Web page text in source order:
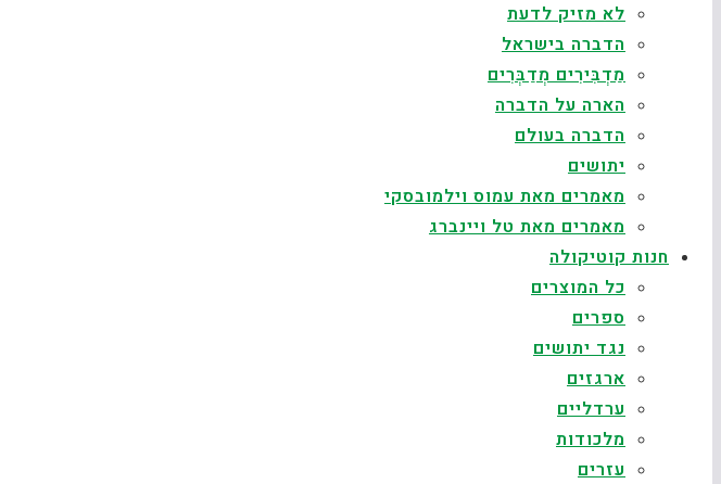
לא מזיק לדעת
הדברה בישראל
מַדְבִּירִים מְדַבְּרִים
הארה על הדברה
הדברה בעולם
יתושים
מאמרים מאת עמוס וילמובסקי
מאמרים מאת טל ויינברג
חנות קוטיקולה
כל המוצרים
ספרים
נגד יתושים
ארגזים
ערדליים
מלכודות
עזרים